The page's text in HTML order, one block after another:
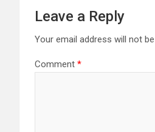
Leave a Reply
Your email address will not
Comment *